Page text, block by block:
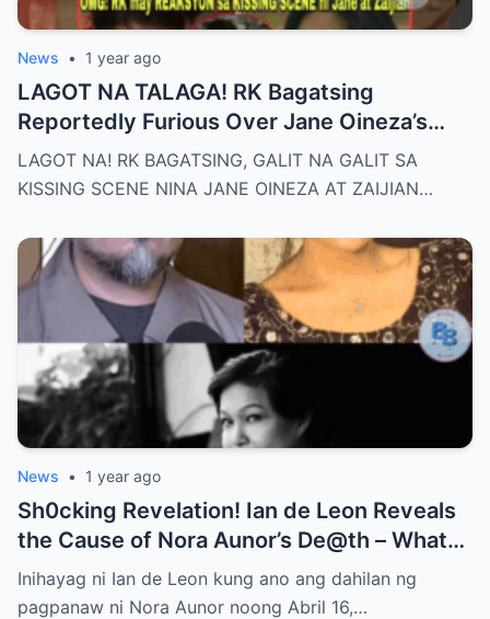
News • 1 year ago
LAGOT NA TALAGA! RK Bagatsing
Reportedly Furious Over Jane Oineza’s
Ki$$ing Scene with Zaijian Jaranilla —
Tension Rises Behind the Scenes as Fans
Line for the Real-Life Couple?
LAGOT NA! RK BAGATSING, GALIT NA GALIT SA
KISSING SCENE NINA JANE OINEZA AT ZAIJIAN…
News • 1 year ago
Sh0cking Revelation! Ian de Leon Reveals
the Cause of Nora Aunor’s De@th – What
Hidden Truth Lies Behind the Passing of a
Legend?
Inihayag ni Ian de Leon kung ano ang dahilan ng
pagpanaw ni Nora Aunor noong Abril 16,…